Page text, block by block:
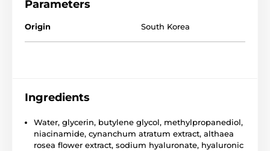
Parameters
Origin South Korea
Ingredients
Water, glycerin, butylene glycol, methylpropanediol,
niacinamide, cynanchum atratum extract, althaea
rosea flower extract, sodium hyaluronate, hyaluronic